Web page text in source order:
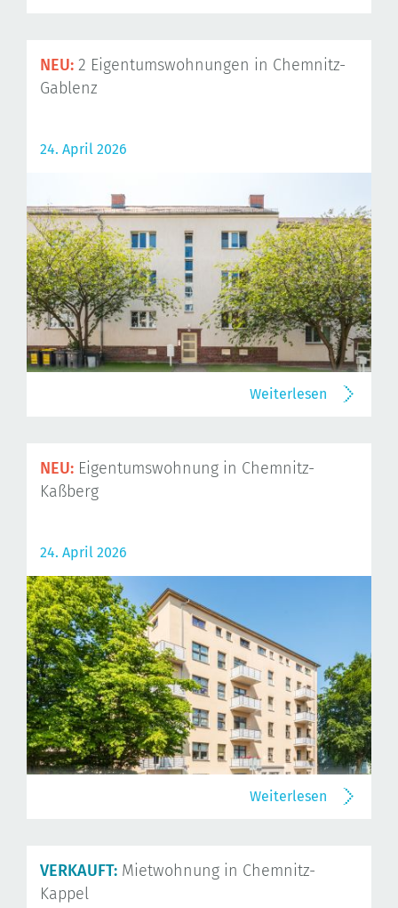
NEU: 2 Eigentumswohnungen in Chemnitz-
Gablenz
24. April 2026
Weiterlesen
NEU: Eigentumswohnung in Chemnitz-
Kaßberg
24. April 2026
Weiterlesen
VERKAUFT: Mietwohnung in Chemnitz-
Kappel